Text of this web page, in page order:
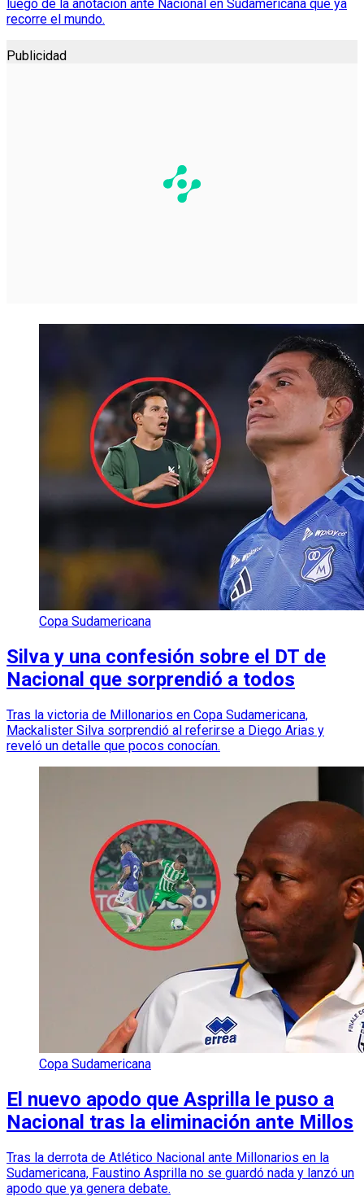
luego de la anotación ante Nacional en Sudamericana que ya
recorre el mundo.
Publicidad
Copa Sudamericana
Silva y una confesión sobre el DT de
Nacional que sorprendió a todos
Tras la victoria de Millonarios en Copa Sudamericana,
Mackalister Silva sorprendió al referirse a Diego Arias y
reveló un detalle que pocos conocían.
Copa Sudamericana
El nuevo apodo que Asprilla le puso a
Nacional tras la eliminación ante Millos
Tras la derrota de Atlético Nacional ante Millonarios en la
Sudamericana, Faustino Asprilla no se guardó nada y lanzó un
apodo que ya genera debate.